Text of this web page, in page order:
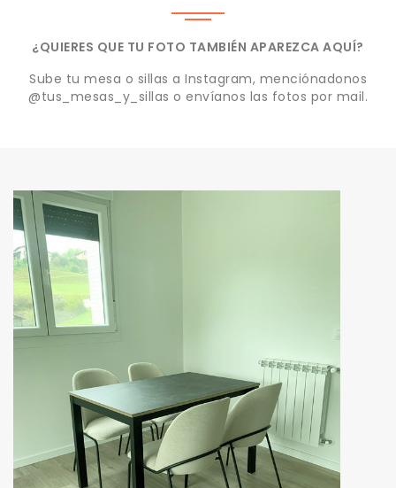
¿QUIERES QUE TU FOTO TAMBIÉN APAREZCA AQUÍ?
Sube tu mesa o sillas a Instagram, menciónadonos
@tus_mesas_y_sillas o envíanos las fotos por mail.